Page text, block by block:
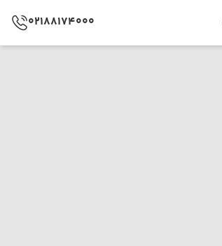
02188174000